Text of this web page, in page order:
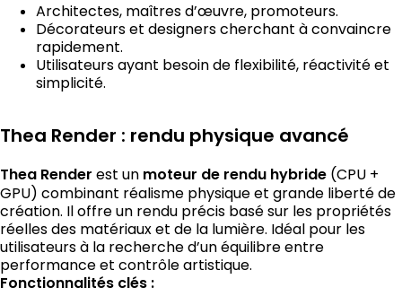
Architectes, maîtres d’œuvre, promoteurs.
Décorateurs et designers cherchant à convaincre
rapidement.
Utilisateurs ayant besoin de flexibilité, réactivité et
simplicité.
Thea Render : rendu physique avancé
Thea Render est un moteur de rendu hybride (CPU +
GPU) combinant réalisme physique et grande liberté de
création. Il offre un rendu précis basé sur les propriétés
réelles des matériaux et de la lumière. Idéal pour les
utilisateurs à la recherche d’un équilibre entre
performance et contrôle artistique.
Fonctionnalités clés :